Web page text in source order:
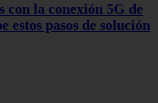
con la conexión 5G de
estos pasos de solución